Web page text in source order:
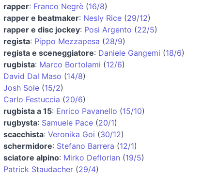
rapper: Franco Negrè (16/8)
rapper e beatmaker: Nesly Rice (29/12)
rapper e disc jockey: Posi Argento (22/5)
regista: Pippo Mezzapesa (28/9)
regista e sceneggiatore: Daniele Gangemi (18/6)
rugbista: Marco Bortolami (12/6)
David Dal Maso (14/8)
Josh Sole (15/2)
Carlo Festuccia (20/6)
rugbista a 15: Enrico Pavanello (15/10)
rugbysta: Samuele Pace (20/1)
scacchista: Veronika Goi (30/12)
schermidore: Stefano Barrera (12/1)
sciatore alpino: Mirko Deflorian (19/5)
Patrick Staudacher (29/4)